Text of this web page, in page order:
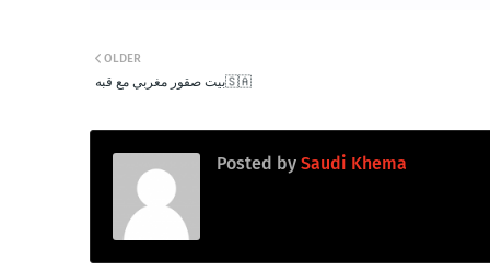
OLDER
بيت صقور مغربي مع قبه🇸🇦
Posted by Saudi Khema